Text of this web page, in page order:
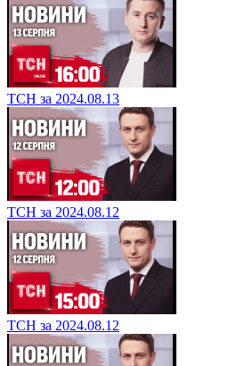
ТСН за 2024.08.13
ТСН за 2024.08.12
ТСН за 2024.08.12